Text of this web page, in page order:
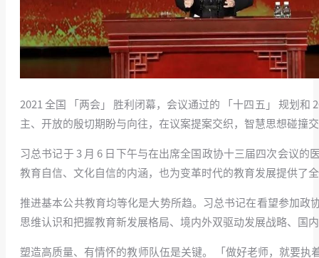
2021 全国 「两会」 胜利闭幕，会议通过的 「十四五」 规划
主、开放的殷切期盼与向往，在议案提案交织，智慧思想碰撞
习总书记于 3 月 6 日下午与在出席全国政协十三届四次会议
教育自信、文化自信的内涵，也为变革时代的教育发展提供了
推进基本公共教育均等化是大势所趋。习总书记在看望参加
思维认识和把握教育新发展格局、境内外双驱动发展战略、国
塑造高质量、有情怀的教师队伍是关键。 「做好老师，就要